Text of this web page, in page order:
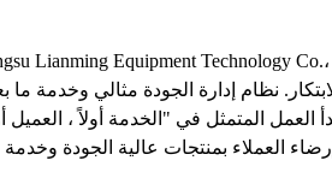
نظام إدارة الجودة مثالي وخدمة ما
العمل المتمثل في "الخدمة أولاً ، العميل